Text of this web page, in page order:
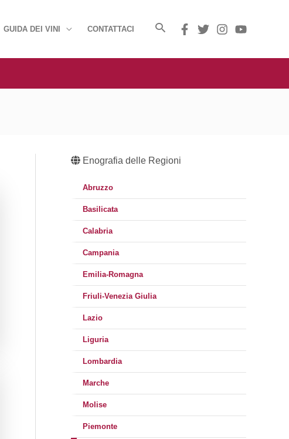
GUIDA DEI VINI CONTATTACI
Enografia delle Regioni
Abruzzo
Basilicata
Calabria
Campania
Emilia-Romagna
Friuli-Venezia Giulia
Lazio
Liguria
Lombardia
Marche
Molise
Piemonte